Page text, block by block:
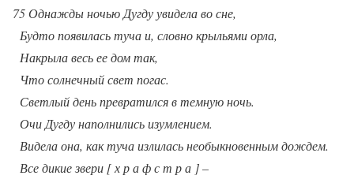
75 Однажды ночью Дугду увидела во сне,
Будто появилась туча и, словно крыльями орла,
Накрыла весь ее дом так,
Что солнечный свет погас.
Светлый день превратился в темную ночь.
Очи Дугду наполнились изумлением.
Видела она, как туча излилась необыкновенным дождем.
Все дикие звери [ х р а ф с т р а ] –